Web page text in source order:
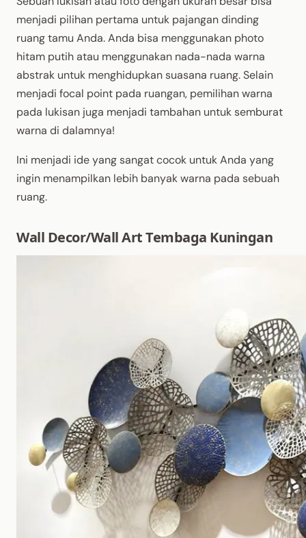
menjadi pilihan pertama untuk pajangan dinding
ruang tamu Anda. Anda bisa menggunakan photo
hitam putih atau menggunakan nada-nada warna
abstrak untuk menghidupkan suasana ruang. Selain
menjadi focal point pada ruangan, pemilihan warna
pada lukisan juga menjadi tambahan untuk semburat
warna di dalamnya!
Ini menjadi ide yang sangat cocok untuk Anda yang
ingin menampilkan lebih banyak warna pada sebuah
ruang.
Wall Decor/Wall Art Tembaga Kuningan